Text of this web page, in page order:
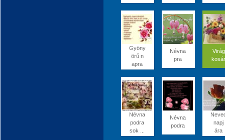
Gyöny
örű n
apra
Névna
pra
Virág
kosár
Névna
podra
sok ...
Névna
podra
napj
ára